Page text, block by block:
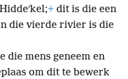
+ dit is die een
die vierde rivier is die
die mens geneem en
om dit te bewerk